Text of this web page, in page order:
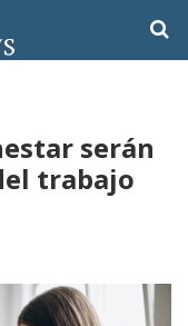
serán
trabajo